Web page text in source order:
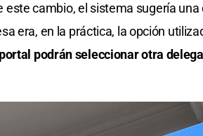
cambio, el sistema sugería
era, en la práctica, la opción
podrán seleccionar otra